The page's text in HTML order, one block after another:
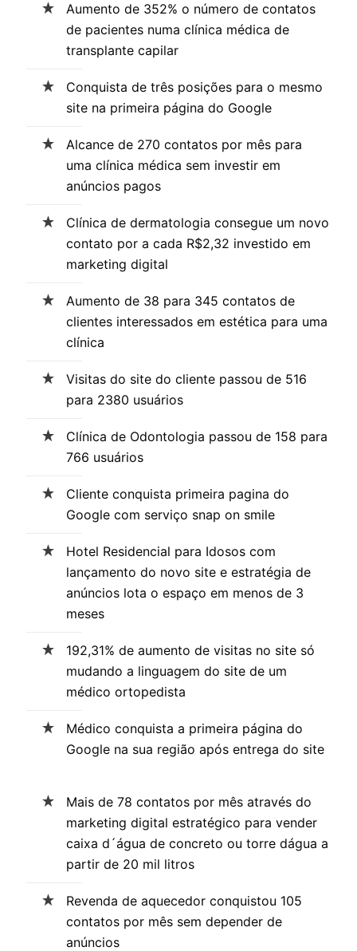
Aumento de 352% o número de contatos
de pacientes numa clínica médica de
transplante capilar
Conquista de três posições para o mesmo
site na primeira página do Google
Alcance de 270 contatos por mês para
uma clínica médica sem investir em
anúncios pagos
Clínica de dermatologia consegue um novo
contato por a cada R$2,32 investido em
marketing digital
Aumento de 38 para 345 contatos de
clientes interessados em estética para uma
clínica
Visitas do site do cliente passou de 516
para 2380 usuários
Clínica de Odontologia passou de 158 para
766 usuários
Cliente conquista primeira pagina do
Google com serviço snap on smile
Hotel Residencial para Idosos com
lançamento do novo site e estratégia de
anúncios lota o espaço em menos de 3
meses
192,31% de aumento de visitas no site só
mudando a linguagem do site de um
médico ortopedista
Médico conquista a primeira página do
Google na sua região após entrega do site
Mais de 78 contatos por mês através do
marketing digital estratégico para vender
caixa d´água de concreto ou torre dágua a
partir de 20 mil litros
Revenda de aquecedor conquistou 105
contatos por mês sem depender de
anúncios